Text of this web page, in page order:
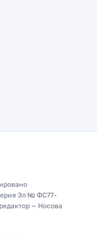
Эл № ФС77-
— Носова